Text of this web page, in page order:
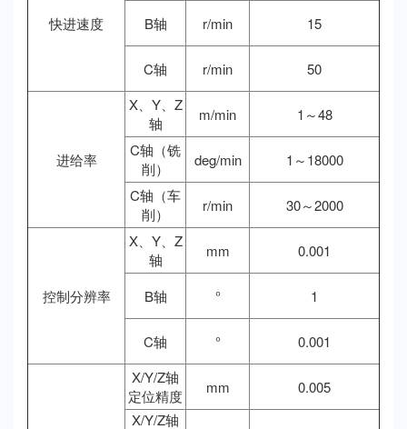
快进速度 B轴 r/min 15
C轴 r/min 50
进给率
X、Y、Z
轴
m/min
1～48
C轴（铣
削）
deg/min
1～18000
C轴（车
削）
r/min 30～2000
控制分辨率
X、Y、Z
轴
mm 0.001
B轴 ° 1
C轴 ° 0.001
X/Y/Z轴
定位精度
mm
0.005
X/Y/Z轴